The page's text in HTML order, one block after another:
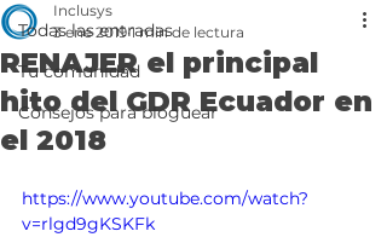
Todas las entradas
Tu comunidad
Consejos para bloguear
RENAJER el principal
hito del GDR Ecuador en
el 2018
Inclusys
3 ene 2019 1 min de lectura
https://www.youtube.com/watch?
v=rlgd9gKSKFk